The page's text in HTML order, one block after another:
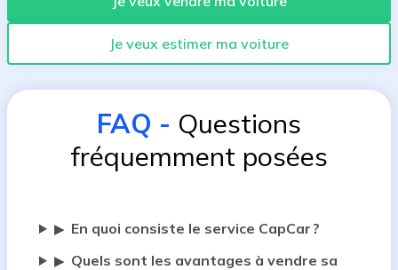
Je veux estimer ma voiture
FAQ - Questions
fréquemment posées
▶ En quoi consiste le service CapCar ?
▶ Quels sont les avantages à vendre sa